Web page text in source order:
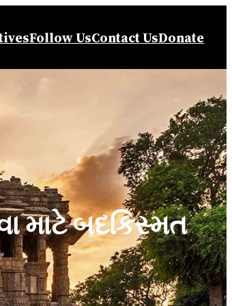
Follow UsContact UsDonate
માટે બદકિસ્મત